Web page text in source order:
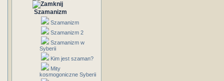
Szamanizm
Szamanizm
Szamanizm 2
Szamanizm w
Syberii
Kim jest szaman?
Mity
kosmogoniczne Syberii